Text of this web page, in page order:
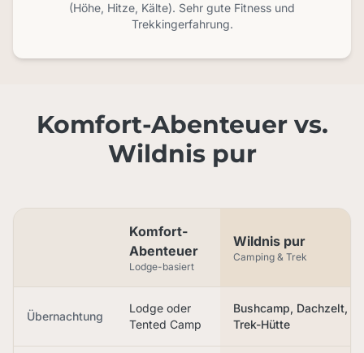
(Höhe, Hitze, Kälte). Sehr gute Fitness und
Trekkingerfahrung.
Komfort-Abenteuer vs.
Wildnis pur
Komfort-
Abenteuer
Lodge-basiert
Wildnis pur
Camping & Trek
Übernachtung
Lodge oder
Tented Camp
Bushcamp, Dachzelt,
Trek-Hütte